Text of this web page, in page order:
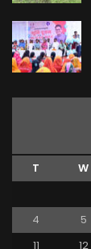
T W
4
5
11
12